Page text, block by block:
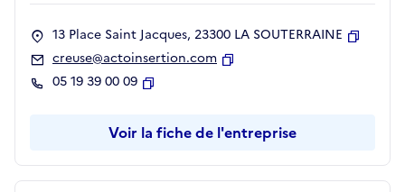
13 Place Saint Jacques, 23300 LA SOUTERRAINE
creuse@actoinsertion.com
05 19 39 00 09
Voir la fiche de l'entreprise